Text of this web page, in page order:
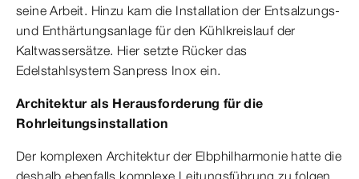
seine Arbeit. Hinzu kam die Installation der Entsalzungs-
und Enthärtungsanlage für den Kühlkreislauf der
Kaltwassersätze. Hier setzte Rücker das
Edelstahlsystem Sanpress Inox ein.
Architektur als Herausforderung für die
Rohrleitungsinstallation
Der komplexen Architektur der Elbphilharmonie hatte die